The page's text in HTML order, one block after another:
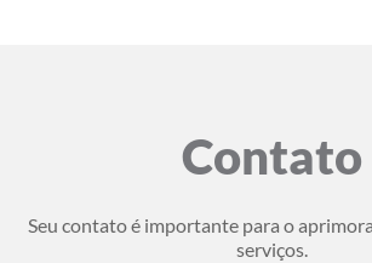
Contato
Seu contato é importante para o
serviços.